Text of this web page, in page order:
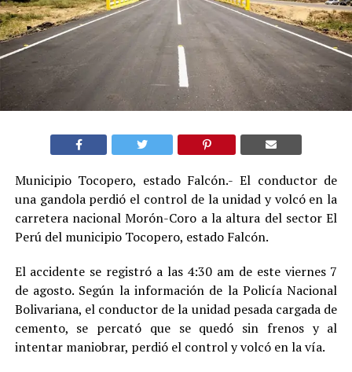
Municipio Tocopero, estado Falcón.- El conductor de
una gandola perdió el control de la unidad y volcó en la
carretera nacional Morón-Coro a la altura del sector El
Perú del municipio Tocopero, estado Falcón.
El accidente se registró a las 4:30 am de este viernes 7
de agosto. Según la información de la Policía Nacional
Bolivariana, el conductor de la unidad pesada cargada de
cemento, se percató que se quedó sin frenos y al
intentar maniobrar, perdió el control y volcó en la vía.